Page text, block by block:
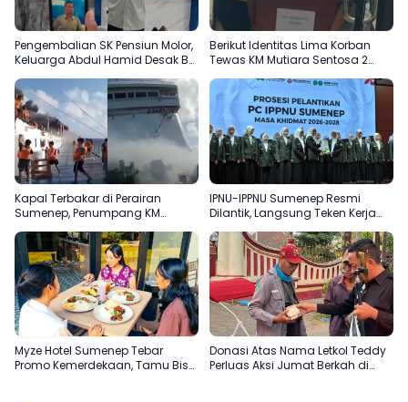
Pengembalian SK Pensiun Molor,
Keluarga Abdul Hamid Desak BRI
Sumenep Tepati Komitmen
Berikut Identitas Lima Korban
Tewas KM Mutiara Sentosa 2
Terungkap
Kapal Terbakar di Perairan
Sumenep, Penumpang KM
IPNU-IPPNU Sumenep Resmi
Dilantik, Langsung Teken Kerja
Kampus
Myze Hotel Sumenep Tebar
Promo Kemerdekaan, Tamu Bisa
Donasi Atas Nama Letkol Teddy
Perluas Aksi Jumat Berkah di